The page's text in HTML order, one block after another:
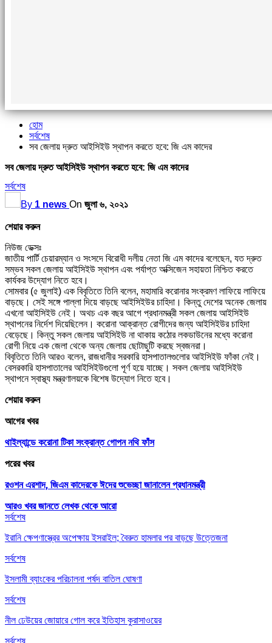
হোম
সর্বশেষ
সব জেলায় দ্রুত আইসিইউ স্থাপন করতে হবে: জি এম কাদের
সব জেলায় দ্রুত আইসিইউ স্থাপন করতে হবে: জি এম কাদের
সর্বশেষ
By 1 news On জুলা ৬, ২০২১
শেয়ার করুন
নিউজ ডেক্সঃ
জাতীয় পার্টি চেয়ারম্যান ও সংসদে বিরোধী দলীয় নেতা জি এম কাদের বলেছেন, যত দ্রুত
সম্ভব সকল জেলায় আইসিইউ স্থাপন এবং পর্যাপ্ত অক্সিজেন সহায়তা নিশ্চিত করতে
কার্যকর উদ্যোগ নিতে হবে।
সোমবার (৫ জুলাই) এক বিবৃতিতে তিনি বলেন, মহামারি করোনার সংক্রমণ লাফিয়ে লাফিয়ে
বাড়ছে। সেই সঙ্গে পাল্লা দিয়ে বাড়ছে আইসিইউর চাহিদা। কিন্তু দেশের অনেক জেলায়
এখনো আইসিইউ নেই। অথচ এক বছর আগে প্রধানমন্ত্রী সকল জেলায় আইসিইউ
স্থাপনের নির্দেশ দিয়েছিলেন। করোনা আক্রান্ত রোগীদের জন্য আইসিইউর চাহিদা
বেড়েছে। কিন্তু সকল জেলায় আইসিইউ না থাকায় কঠোর লকডাউনের মধ্যে করোনা
রোগী নিয়ে এক জেলা থেকে অন্য জেলায় ছোটাছুটি করছে স্বজনরা।
বিবৃতিতে তিনি আরও বলেন, রাজধানীর সরকারি হাসপাতালগুলোর আইসিইউ ফাঁকা নেই।
বেসরকারি হাসপাতালের আইসিইউগুলো পূর্ণ হয়ে যাচ্ছে। সকল জেলায় আইসিইউ
স্থাপনে স্বাস্থ্য মন্ত্রণালয়কে বিশেষ উদ্যোগ নিতে হবে।
শেয়ার করুন
আগের খবর
থাইল্যান্ডে করোনা টিকা সংক্রান্ত গোপন নথি ফাঁস
পরের খবর
রওশন এরশাদ, জিএম কাদেরকে ঈদের শুভেচ্ছা জানালেন প্রধানমন্ত্রী
আরও খবর জানতে লেখক থেকে আরো
সর্বশেষ
ইরানি ক্ষেপণাস্ত্রের অপেক্ষায় ইসরাইল; বৈরুত হামলার পর বাড়ছে উত্তেজনা
সর্বশেষ
ইসলামী ব্যাংকের পরিচালনা পর্ষদ বাতিল ঘোষণা
সর্বশেষ
নীল ঢেউয়ের জোয়ারে গোল করে ইতিহাস কুরাসাওয়ের